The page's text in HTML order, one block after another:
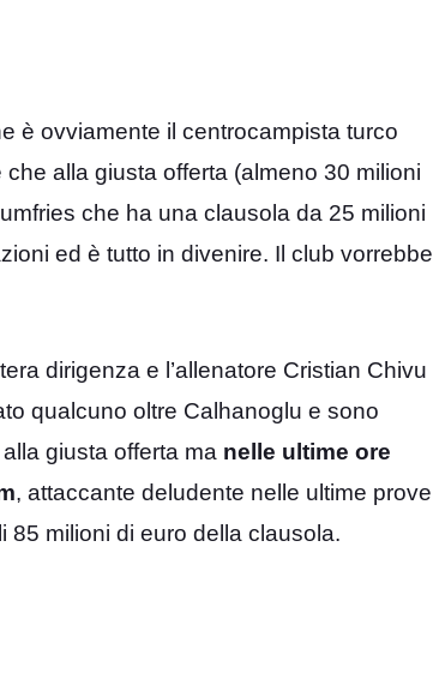
è ovviamente il centrocampista turco
alla giusta offerta (almeno 30 milioni
che ha una clausola da 25 milioni
ed è tutto in divenire. Il club vorrebbe
dirigenza e l’allenatore Cristian Chivu
qualcuno oltre Calhanoglu e sono
giusta offerta ma nelle ultime ore
, attaccante deludente nelle ultime prove
milioni di euro della clausola.